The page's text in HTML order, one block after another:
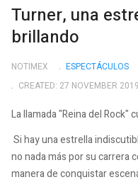
Turner, una
brillando
NOTIMEX
ESPECTÁCULOS
CREATED: 27 NOVEMBER 2019
La llamada "Reina del Rock"
Si hay una estrella
no nada más por su carrera
manera de conquistar